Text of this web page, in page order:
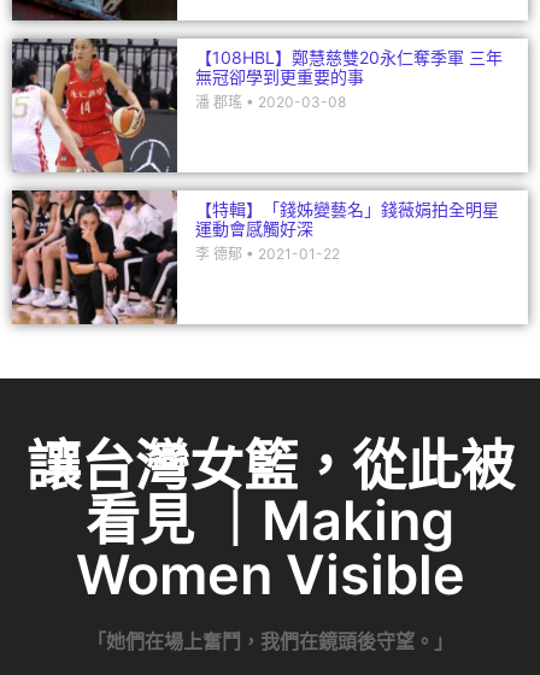
【108HBL】鄭慧慈雙20永仁奪季軍 三年
無冠卻學到更重要的事
潘 郡瑤 2020-03-08
【特輯】「錢姊變藝名」錢薇娟拍全明星
運動會感觸好深
李 德郁 2021-01-22
讓台灣女籃，從此被
看見 ｜Making
Women Visible
「她們在場上奮鬥，我們在鏡頭後守望。」